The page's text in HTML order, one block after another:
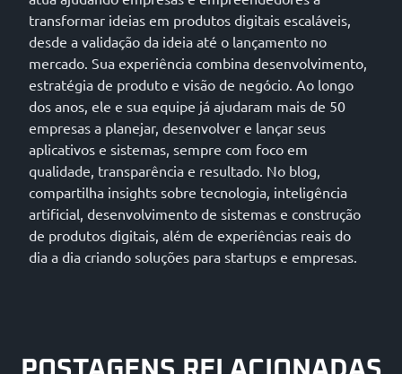
transformar ideias em produtos digitais escaláveis,
desde a validação da ideia até o lançamento no
mercado. Sua experiência combina desenvolvimento,
estratégia de produto e visão de negócio. Ao longo
dos anos, ele e sua equipe já ajudaram mais de 50
empresas a planejar, desenvolver e lançar seus
aplicativos e sistemas, sempre com foco em
qualidade, transparência e resultado. No blog,
compartilha insights sobre tecnologia, inteligência
artificial, desenvolvimento de sistemas e construção
de produtos digitais, além de experiências reais do
dia a dia criando soluções para startups e empresas.